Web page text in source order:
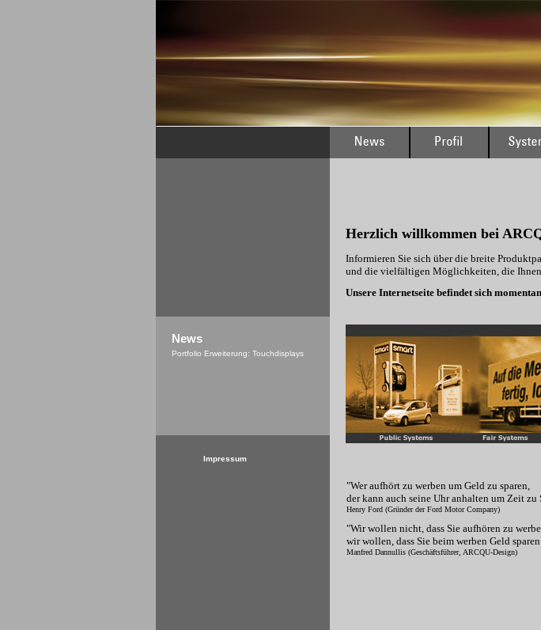
Herzlich willkommen bei
Informieren Sie sich über die breite
und die vielfältigen Möglichkeiten, die Ihnen
Unsere Internetseite befindet sich
"Wer aufhört zu werben um Geld zu sparen,
der kann auch seine Uhr anhalten um Zeit zu
Henry Ford (Gründer der Ford Motor Company)
"Wir wollen nicht, dass Sie aufhören zu
wir wollen, dass Sie beim werben Geld
Manfred Dannullis (Geschäftsführer, ARCQU-Design)
News
Portfolio Erweiterung: Touchdisplays
Impressum